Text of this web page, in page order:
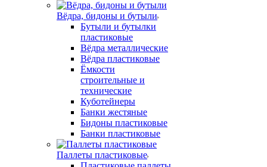
Вёдра, бидоны и бутыли
Бутыли и бутылки
пластиковые
Вёдра металлические
Вёдра пластиковые
Ёмкости
строительные и
технические
Куботейнеры
Банки жестяные
Бидоны пластиковые
Банки пластиковые
Паллеты пластиковые